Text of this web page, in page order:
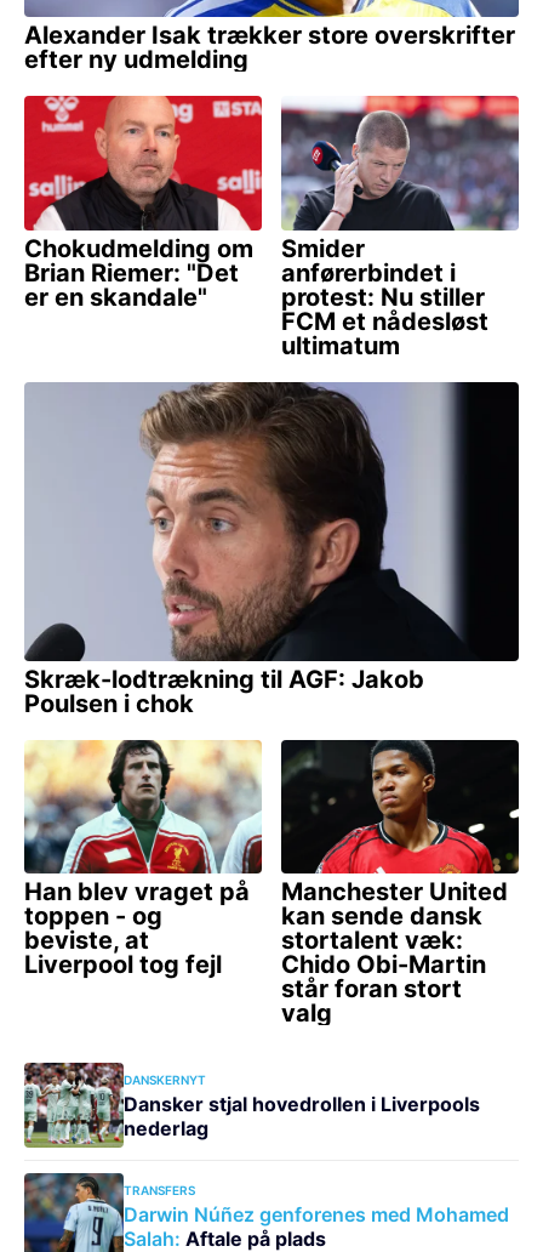
DANSKERNYT
Dansker stjal hovedrollen i Liverpools
nederlag
TRANSFERS
Darwin Núñez genforenes med Mohamed
Salah: Aftale på plads